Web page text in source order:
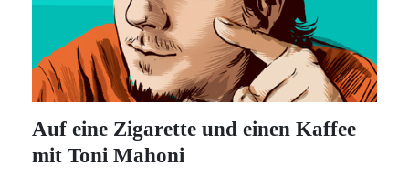
Auf eine Zigarette und einen Kaffee
mit Toni Mahoni